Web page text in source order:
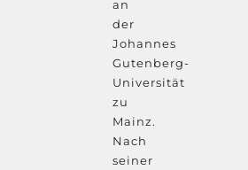
an
der
Johannes
Gutenberg-
Universität
zu
Mainz.
Nach
seiner